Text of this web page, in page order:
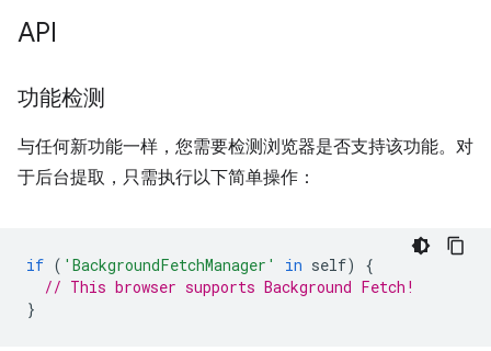
API
功能检测
与任何新功能一样，您需要检测浏览器是否支持该功能。对
于后台提取，只需执行以下简单操作：
if ( 'BackgroundFetchManager' in self)
{
// This browser supports Background Fetch!
}